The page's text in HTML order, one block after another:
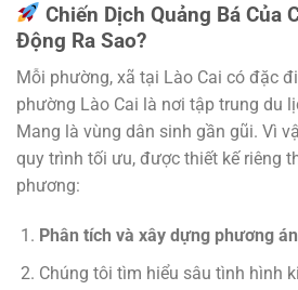
Chiến Dịch Quảng Bá Của
Động Ra Sao?
Mỗi phường, xã tại Lào Cai có đặc
phường Lào Cai là nơi tập trung du
Mang là vùng dân sinh gần gũi. Vì
quy trình tối ưu, được thiết kế riêng
phương:
Phân tích và xây dựng phương án
Chúng tôi tìm hiểu sâu tình hình